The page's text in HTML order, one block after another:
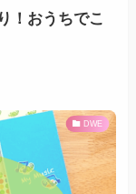
！おうちでこ
DWE